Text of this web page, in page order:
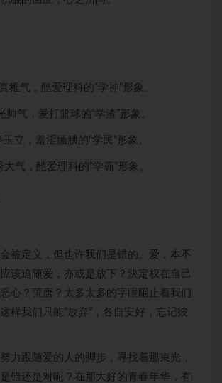
气，酷爱理科的“学神”形象。
气，爱打篮球的“学渣”形象。
立，羞涩腼腆的“学民”形象。
，酷爱理科的“学霸”形象。
被定义，但也许我们是错的。爱，本不
该迫随爱，亦或是放下？決定权在自己
心？荒唐？太多太多的字眼阻止着我们
样我们只能“放弃”，各自安好，忘记彼
力跟随爱的人的脚步，寻找着那束光，
错还是对呢？在那大好的青春年华，有